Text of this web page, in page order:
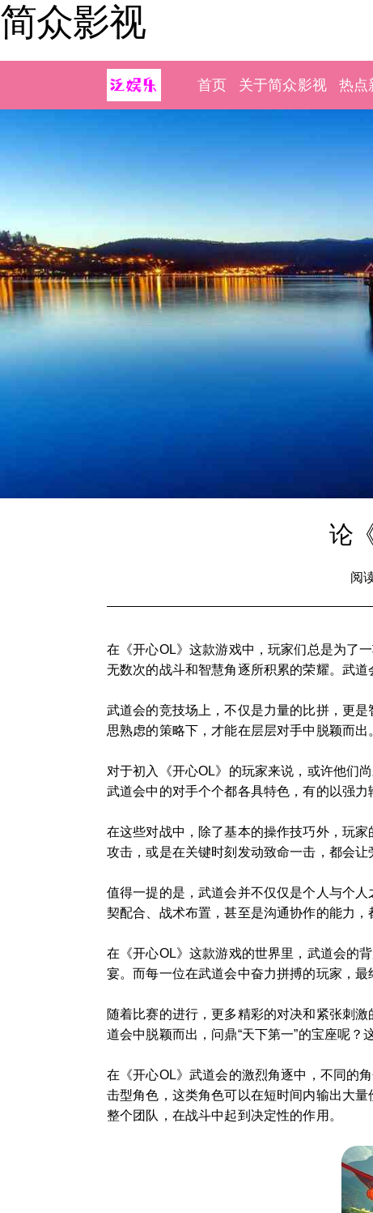
简众影视
首页 关于简众影视 热点
论
阅
在《开心OL》这款游戏中，玩家们总是为了
无数次的战斗和智慧角逐所积累的荣耀。武
武道会的竞技场上，不仅是力量的比拼，更
思熟虑的策略下，才能在层层对手中脱颖而
对于初入《开心OL》的玩家来说，或许他们
武道会中的对手个个都各具特色，有的以强
在这些对战中，除了基本的操作技巧外，玩
攻击，或是在关键时刻发动致命一击，都会
值得一提的是，武道会并不仅仅是个人与个
契配合、战术布置，甚至是沟通协作的能力
在《开心OL》这款游戏的世界里，武道会的
宴。而每一位在武道会中奋力拼搏的玩家，
随着比赛的进行，更多精彩的对决和紧张刺
道会中脱颖而出，问鼎“天下第一”的宝座呢？
在《开心OL》武道会的激烈角逐中，不同的
击型角色，这类角色可以在短时间内输出大
整个团队，在战斗中起到决定性的作用。